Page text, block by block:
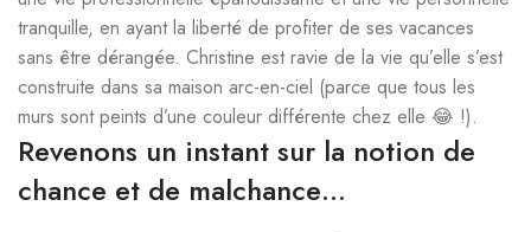
tranquille, en ayant la liberté de profiter de ses vacances
sans être dérangée. Christine est ravie de la vie qu’elle s’est
construite dans sa maison arc-en-ciel (parce que tous les
murs sont peints d’une couleur différente chez elle 😂 !).
Revenons un instant sur la notion de
chance et de malchance…